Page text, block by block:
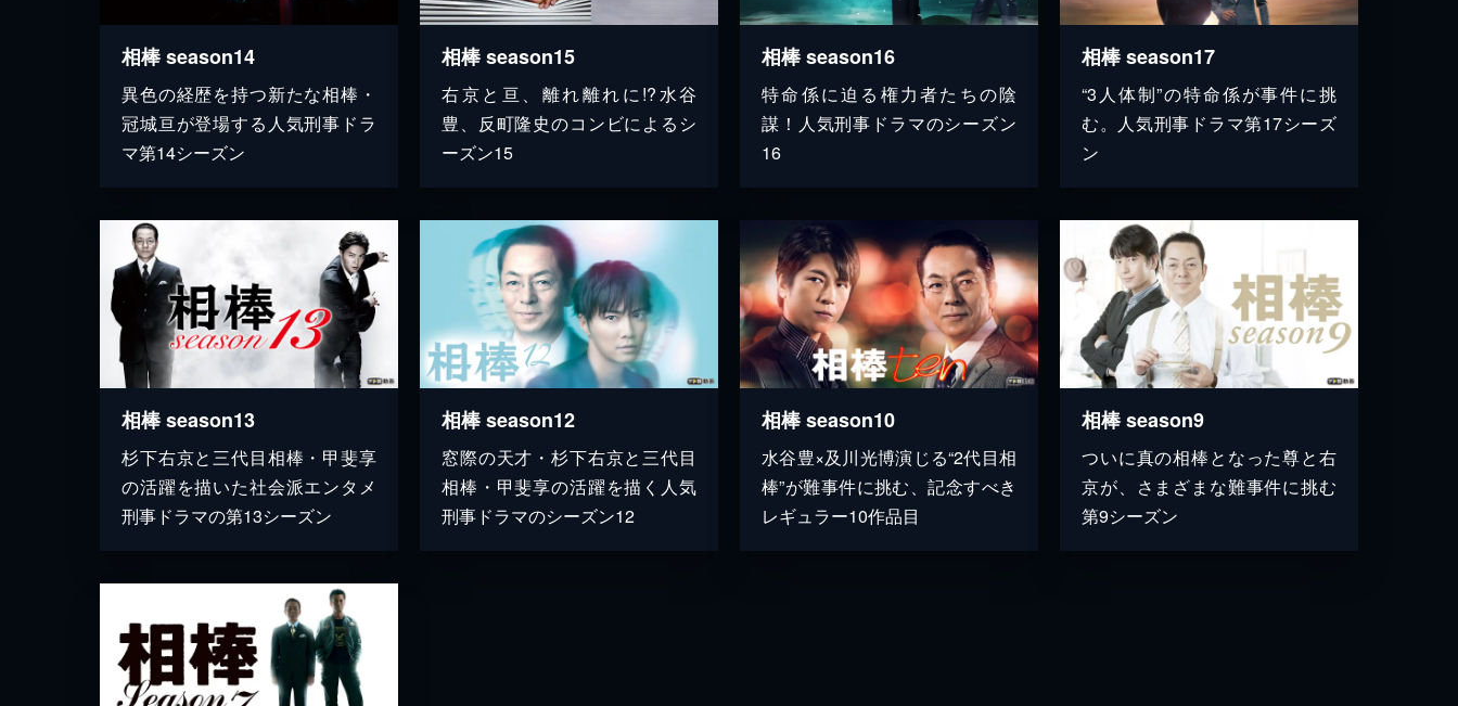
相棒 season14
異色の経歴を持つ新たな相棒・
冠城亘が登場する人気刑事ドラ
マ第14シーズン
相棒 season15
右京と亘、離れ離れに!?水谷
豊、反町隆史のコンビによるシ
ーズン15
相棒 season16
特命係に迫る権力者たちの陰
謀！人気刑事ドラマのシーズン
16
相棒 season17
“3人体制”の特命係が事件に挑
む。人気刑事ドラマ第17シーズ
ン
相棒 season13
杉下右京と三代目相棒・甲斐享
の活躍を描いた社会派エンタメ
刑事ドラマの第13シーズン
相棒 season12
窓際の天才・杉下右京と三代目
相棒・甲斐享の活躍を描く人気
刑事ドラマのシーズン12
相棒 season10
水谷豊×及川光博演じる“2代目相
棒”が難事件に挑む、記念すべき
レギュラー10作品目
相棒 season9
ついに真の相棒となった尊と右
京が、さまざまな難事件に挑む
第9シーズン